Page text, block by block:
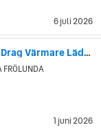
6 juli 2026
Mercedes-Benz V 250d 7-sits 20" Leasebar Drag Värmare Läder
1 juni 2026
FRÖLUNDA